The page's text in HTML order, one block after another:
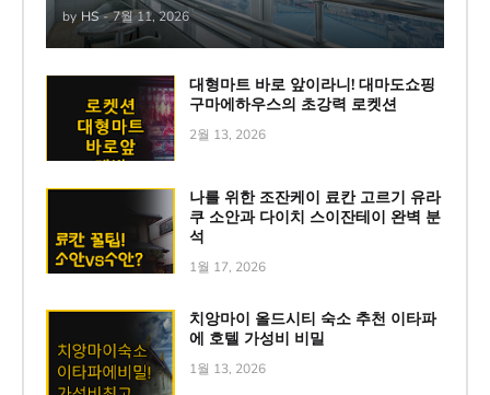
by HS - 7월 11, 2026
대형마트 바로 앞이라니! 대마도쇼핑
구마에하우스의 초강력 로켓션
2월 13, 2026
나를 위한 조잔케이 료칸 고르기 유라
쿠 소안과 다이치 스이잔테이 완벽 분
석
1월 17, 2026
치앙마이 올드시티 숙소 추천 이타파
에 호텔 가성비 비밀
1월 13, 2026